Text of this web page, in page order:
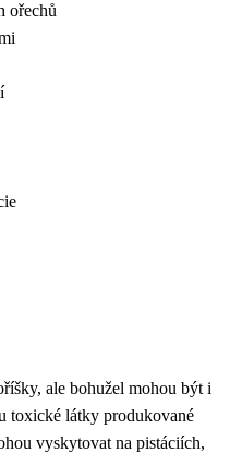
ořechů
ale bohužel mohou být i
toxické látky produkované
vyskytovat na pistáciích,